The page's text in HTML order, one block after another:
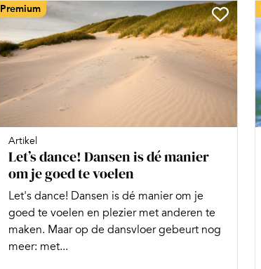
Premium
Artikel
Let’s dance! Dansen is dé manier
om je goed te voelen
Let's dance! Dansen is dé manier om je
goed te voelen en plezier met anderen te
maken. Maar op de dansvloer gebeurt nog
meer: met...